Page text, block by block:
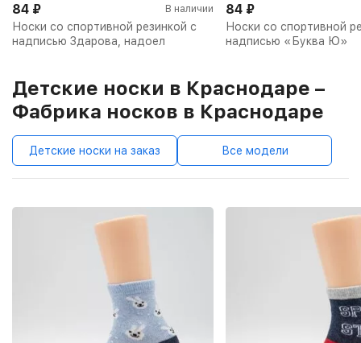
Носки со спортивной резинкой с
надписью Здарова, надоел
84 ₽ В наличии
Носки со спортивной
надписью «Буква Ю»
84 ₽
Детские носки в Краснодаре –
Фабрика носков в Краснодаре
Детские носки на заказ Все модели